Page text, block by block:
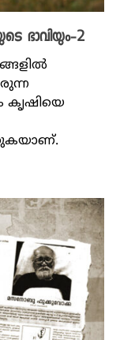
ഭാവിയും-2
കൃഷിയെ